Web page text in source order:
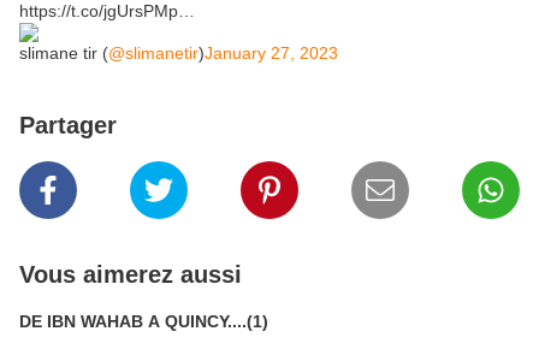
https://t.co/jgUrsPMp…
slimane tir (@slimanetir)January 27, 2023
Partager
Vous aimerez aussi
DE IBN WAHAB A QUINCY....(1)